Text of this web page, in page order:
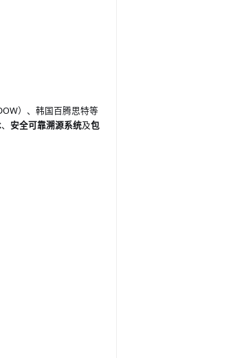
）、韩国百腾思特等
、 安全可靠溯源系统及包